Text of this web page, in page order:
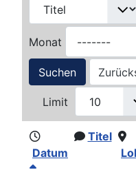
Monat
Suchen
Limit
Datum
Titel